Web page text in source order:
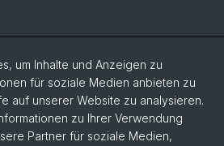
um Inhalte und Anzeigen zu
für soziale Medien anbieten zu
auf unserer Website zu analysieren.
zu Ihrer Verwendung
Partner für soziale Medien,